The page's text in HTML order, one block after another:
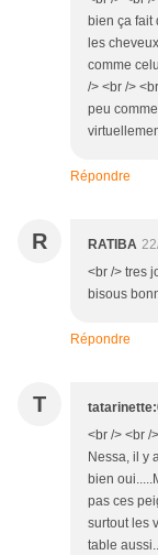
bien ça fait
les
comme
/> <br />
peu
Répondre
R RATIBA
<br /> tres
bisous
Répondre
T
<br /> <br /
Nessa, il y
bien
pas ces
surtout les
table